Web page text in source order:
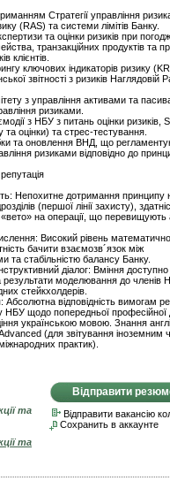
Стратегії управління
(RAS) та системи лімітів Банку.
та оцінки ризиків при
транзакційних продуктів та
клієнтів.
ключових індикаторів ризику
звітності з ризиків Наглядовій
з управління активами та
ризиками.
з НБУ з питань оцінки ризиків,
оцінки) та стрес-тестування.
та оновлення ВНД, що
ризиками відповідно до
Непохитне дотримання принципу
(першої лінії захисту),
на операції, що перевищують
Високий рівень
бачити взаємозв´язок між
та стабільністю балансу Банку.
діалог: Вміння
результати моделювання до членів
стейкхолдерів.
Абсолютна відповідність вимогам
НБУ щодо попередньої професійної
українською мовою. Знання
(для звітування іноземним
практик).
та
та
Відправити
Відправити вакансію
Сохранить в аккаунте